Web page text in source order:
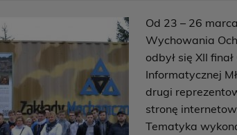
Od 23 – 26
Wychowania
odbył się XII
Informatycznej
drugi
stronę
Tematyka